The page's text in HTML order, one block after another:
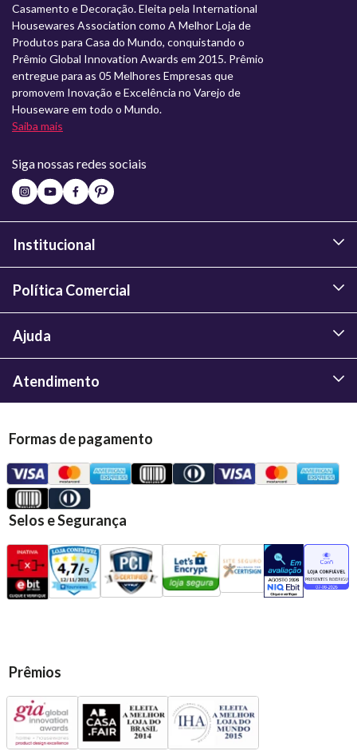
Casamento e Decoração. Eleita pela International
Housewares Association como A Melhor Loja de
Produtos para Casa do Mundo, conquistando o
Prêmio Global Innovation Awards em 2015. Prêmio
entregue para as 05 Melhores Empresas que
promovem Inovação e Excelência no Varejo de
Houseware em todo o Mundo.
Saiba mais
Siga nossas redes sociais
Institucional
Política Comercial
Ajuda
Atendimento
Formas de pagamento
Selos e Segurança
Prêmios